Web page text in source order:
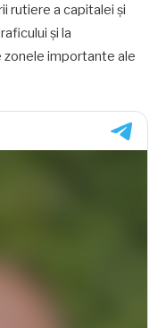
rutiere a capitalei și
și la
zonele importante ale